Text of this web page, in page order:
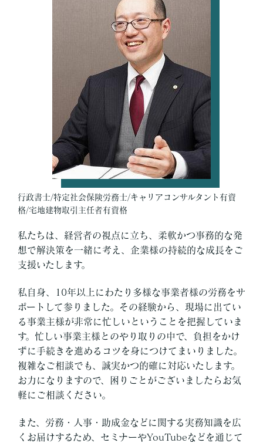
行政書士/特定社会保険労務士/キャリアコンサルタント有資
格/宅地建物取引主任者有資格
私たちは、経営者の視点に立ち、柔軟かつ事務的な発
想で解決策を一緒に考え、企業様の持続的な成長をご
支援いたします。
私自身、10年以上にわたり多様な事業者様の労務をサ
ポートして参りました。その経験から、現場に出てい
る事業主様が非常に忙しいということを把握していま
す。忙しい事業主様とのやり取りの中で、負担をかけ
ずに手続きを進めるコツを身につけてまいりました。
複雑なご相談でも、誠実かつ的確に対応いたします。
お力になりますので、困りごとがございましたらお気
軽にご相談ください。
また、労務・人事・助成金などに関する実務知識を広
くお届けするため、セミナーやYouTubeなどを通じて